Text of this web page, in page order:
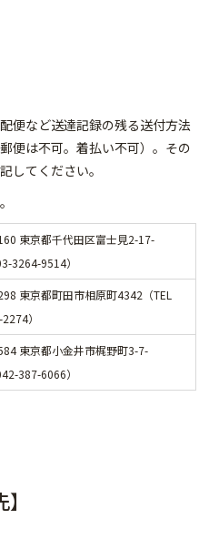
便など送達記録の残る送付方法
便は不可。着払い不可）。その
してください。
東京都千代田区富士見2-17-
3264-9514）
東京都町田市相原町4342（TEL
）
東京都小金井市梶野町3-7-
387-6066）